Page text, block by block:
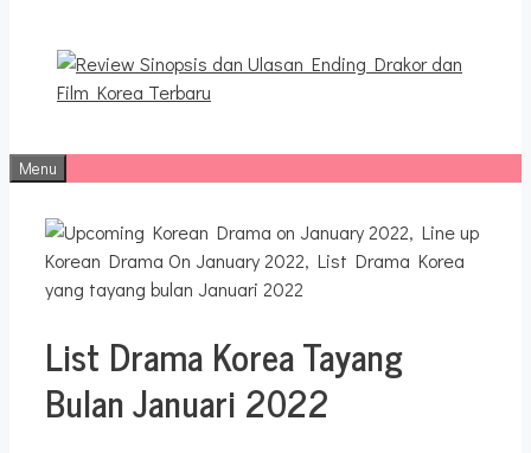
Menu
List Drama Korea Tayang
Bulan Januari 2022